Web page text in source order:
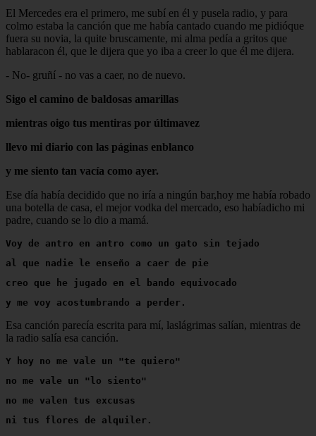
El Mercedes era el primero, me subí en él y pusela radio, y para
colmo estaba la canción que me había cantado cuando me pidióque
fuera su novia, la quite bruscamente, mi alma pedía a gritos que
hablaracon él, que le dijera que yo iba a creer lo que él me dijera.
- No- gruñí - no vas a caer, no de nuevo.
Sigo el camino de baldosas amarillas
mientras oigo tus mentiras por últimavez
llevo mi diario con las páginas enblanco
y me siento tan vacía como ayer.
Ese día había decidido que no iría a ningún bar,hoy me había robado
una botella de casa, el mejor vodka del mercado, eso habíadicho mi
padre, cuando se lo dio a mamá.
Voy de antro en antro como un gato sin tejado
al que nadie le enseño a caer de pie
creo que he jugado en el bando equivocado
y me voy acostumbrando a perder.
Esa canción parecía escrita para mí, laslágrimas salían, mientras de
la radio salía esa canción.
Y hoy no me vale un "te quiero"
no me vale un "lo siento"
no me valen tus excusas
ni tus flores de alquiler.